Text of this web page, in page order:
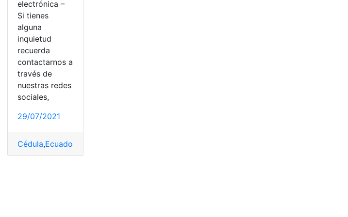
electrónica –
Si tienes
alguna
inquietud
recuerda
contactarnos a
través de
nuestras redes
sociales,
29/07/2021
Cédula,Ecuador